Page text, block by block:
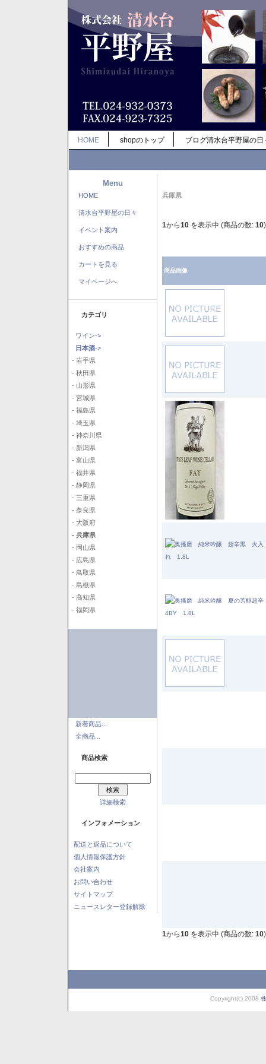
HOME shopのトップ ブログ清水台平野屋の日
Menu
HOME
清水台平野屋の日々
イベント案内
おすすめの商品
カートを見る
マイページへ
カテゴリ
ワイン->
日本酒->
- 岩手県
- 秋田県
- 山形県
- 宮城県
- 福島県
- 埼玉県
- 神奈川県
- 新潟県
- 富山県
- 福井県
- 静岡県
- 三重県
- 奈良県
- 大阪府
- 兵庫県
- 岡山県
- 広島県
- 鳥取県
- 島根県
- 高知県
- 福岡県
新着商品...
全商品...
商品検索
詳細検索
インフォメーション
配送と返品について
個人情報保護方針
会社案内
お問い合わせ
サイトマップ
ニュースレター登録解除
兵庫県
1から10 を表示中 (商品の数: 10)
商品画像
1から10 を表示中 (商品の数: 10)
Copyright(c) 2008